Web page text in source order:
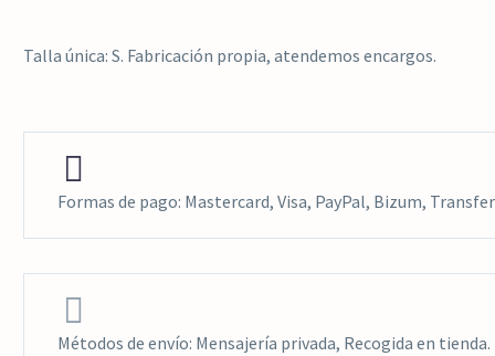
Talla única: S. Fabricación propia, atendemos encargos.


Formas de pago: Mastercard, Visa, PayPal, Bizum,


Métodos de envío: Mensajería privada, Recogida en tienda.